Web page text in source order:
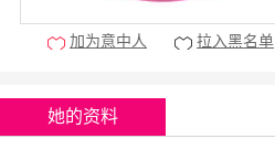
加为意中人 拉入黑名单
她的资料